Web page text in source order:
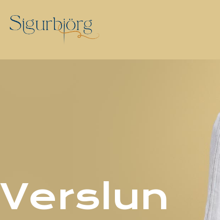
Verslun